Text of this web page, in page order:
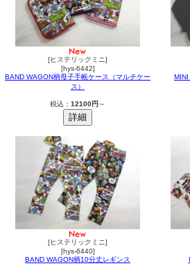
[ヒステリックミニ]
[hys-6442]
BAND WAGON柄母子手帳ケース（マルチケー
ス）
税込： 12100円 ～
MINI
[ヒステリックミニ]
[hys-6440]
BAND WAGON柄10分丈レギンス